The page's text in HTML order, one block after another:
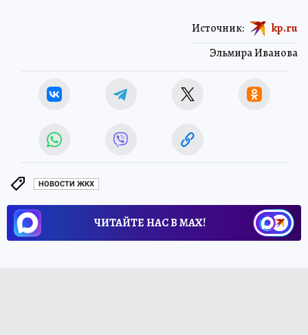
Эльмира Иванова
Источник: kp.ru
НОВОСТИ ЖКХ
ЧИТАЙТЕ НАС В МАХ!